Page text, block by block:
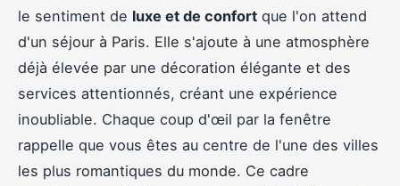
le sentiment de luxe et de confort que l'on attend
d'un séjour à Paris. Elle s'ajoute à une atmosphère
déjà élevée par une décoration élégante et des
services attentionnés, créant une expérience
inoubliable. Chaque coup d'œil par la fenêtre
rappelle que vous êtes au centre de l'une des villes
les plus romantiques du monde. Ce cadre